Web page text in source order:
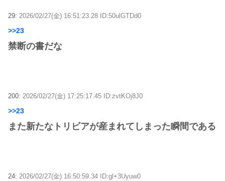
29: 2026/02/27(金) 16:51:23.28 ID:50ulGTDd0
>>23
禁断の書だな
200: 2026/02/27(金) 17:25:17.45 ID:zvtKOj8J0
>>23
また新たなトリビアが産まれてしまった瞬間である
24: 2026/02/27(金) 16:50:59.34 ID:gl+3Uyuw0